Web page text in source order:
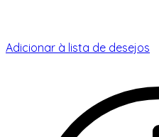
Adicionar à lista de desejos